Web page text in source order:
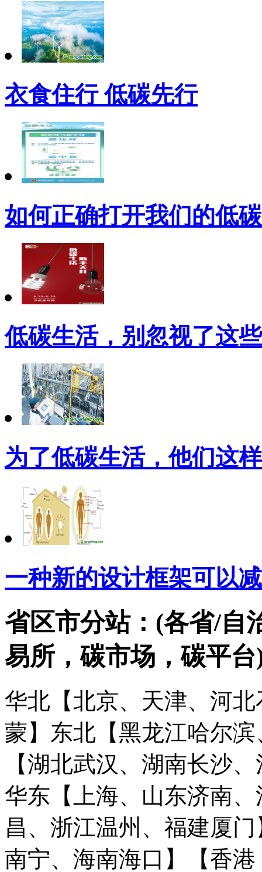
衣食住行 低碳先行
如何正确打开我们的低
低碳生活，别忽视了这
为了低碳生活，他们这
一种新的设计框架可以
省区市分站：(各省/自
易所，碳市场，碳平台
华北【北京、天津、河
蒙】 东北【黑龙江哈尔
【湖北武汉、湖南长沙
华东【上海、山东济南
昌、浙江温州、福建厦门
南宁、海南海口】
【香